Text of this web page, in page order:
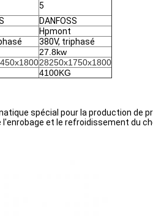
5
DANFOSS
Hpmont
380V, triphasé
27.8kw
28250x1750x1800
4100KG
spécial pour la production de
et le refroidissement du